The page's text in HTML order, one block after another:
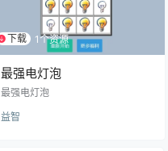
下载 1个资源
最强电灯泡
最强电灯泡
益智